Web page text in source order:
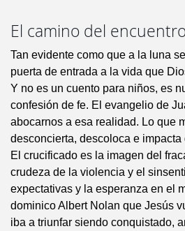
El camino del
Tan evidente como que a la luna
puerta de entrada a la vida que
Y no es un cuento para niños, es
confesión de fe. El evangelio de
abocarnos a esa realidad. Lo que
desconcierta, descoloca e impacta
El crucificado es la imagen del
crudeza de la violencia y el
expectativas y la esperanza en el
dominico Albert Nolan que Jesús
iba a triunfar siendo conquistado,